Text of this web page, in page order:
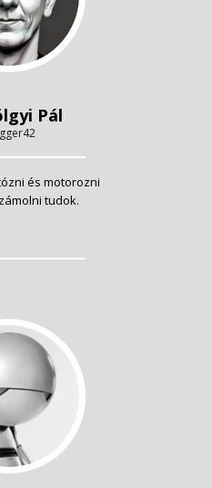
Pál
és motorozni
tudok.